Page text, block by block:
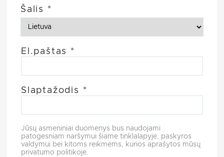
Šalis *
El.paštas *
Slaptažodis *
Jūsų asmeniniai duomenys bus naudojami
patogesniam naršymui šiame tinklalapyje, paskyros
valdymui bei kitoms reikmėms, kurios aprašytos mūsų
privatumo politikoje.